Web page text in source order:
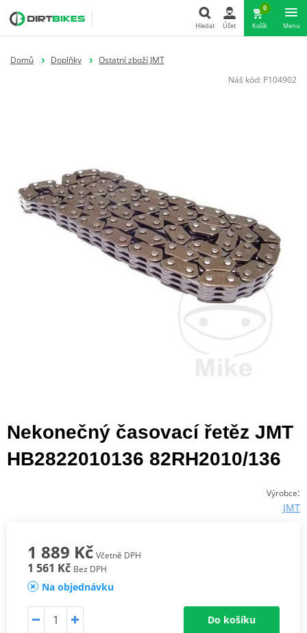
Hledat Účet
0
Košík Menu
Domů Doplňky
Ostatní zboží JMT
Náš kód: P104902
Nekonečný časovací řetěz JMT
HB2822010136 82RH2010/136
Výrobce:
JMT
1 889 Kč Včetně DPH
1 561 Kč Bez DPH
Na objednávku
Do košíku